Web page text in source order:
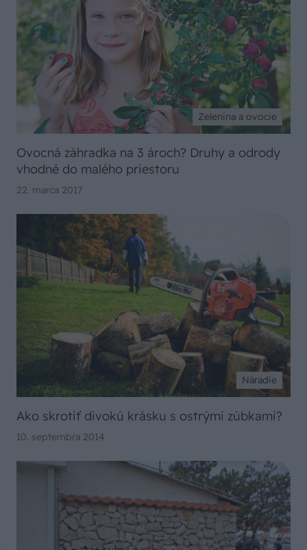
Zelenina a ovocie
Ovocná záhradka na 3 ároch? Druhy a odrody
vhodné do malého priestoru
22. marca 2017
Náradie
Ako skrotiť divokú krásku s ostrými zúbkami?
10. septembra 2014